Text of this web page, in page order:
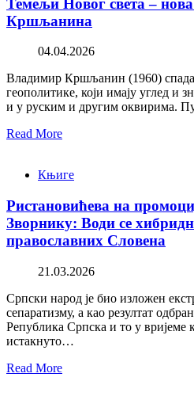
Темељи Новог света –
Кршљанина
04.04.2026
Владимир Кршљанин (1960) спада
геополитике, који имају углед и
и у руским и другим оквирима.
Read More
Књиге
Ристановићева на
Зворнику: Води се
православних Словена
21.03.2026
Српски народ је био изложен
сепаратизму, а као резултат
Република Српска и то у вријеме
истакнуто…
Read More